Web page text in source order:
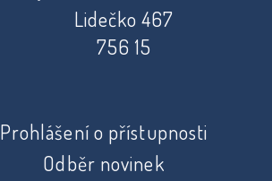
Lidečko 467
756 15
Prohlášení o přístupnosti
Odběr novinek